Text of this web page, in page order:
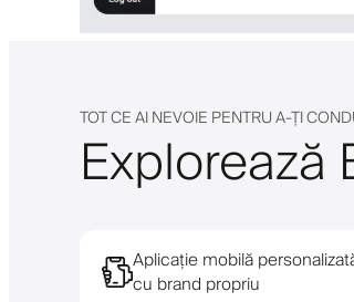
TOT CE AI NEVOIE PENTRU A-ȚI
Aplicație mobilă
cu brand propriu